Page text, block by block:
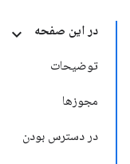
در این صفحه
توضیحات
مجوزها
در دسترس بودن